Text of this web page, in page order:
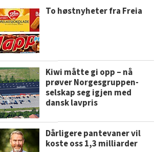
To høstnyheter fra Freia
Kiwi måtte gi opp – nå
prøver Norgesgruppen-
selskap seg igjen med
dansk lavpris
Dårligere pantevaner vil
koste oss 1,3 milliarder